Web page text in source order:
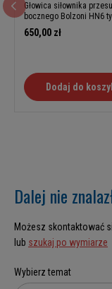
Głowica siłownika
bocznego Bolzoni HN6
650,00 zł
Dodaj do
Dalej nie
Możesz skontaktować
lub szukaj po wymiarze